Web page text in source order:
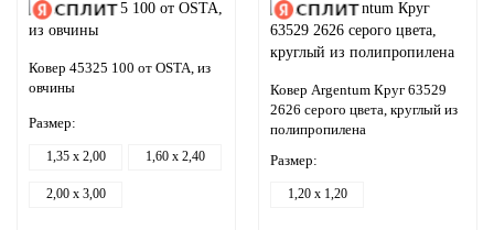
Ковер 45325 100 от OSTA, из
овчины
Размер:
1,35 x 2,00 1,60 x 2,40
2,00 x 3,00
Ковер Argentum Круг 63529
2626 серого цвета, круглый из
полипропилена
Размер:
1,20 x 1,20